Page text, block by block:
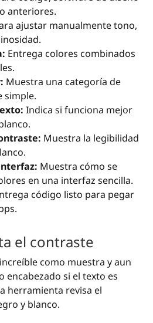
anteriores.
ajustar manualmente tono,
Entrega colores combinados
Muestra una categoría de
simple.
Indica si funciona mejor
Muestra la legibilidad
Muestra cómo se
en una interfaz sencilla.
código listo para pegar
el contraste
como muestra y aun
encabezado si el texto es
herramienta revisa el
y blanco.